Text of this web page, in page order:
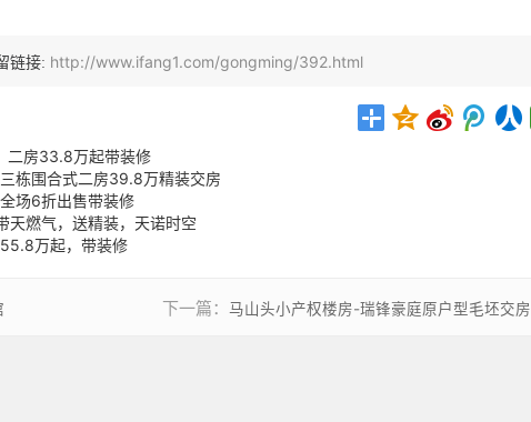
链接: http://www.ifang1.com/gongming/392.html
二房33.8万起带装修
栋围合式二房39.8万精装交房
场6折出售带装修
天燃气，送精装，天诺时空
万起，带装修
下一篇：马山头小产权楼房-瑞锋豪庭原户型毛坯交房